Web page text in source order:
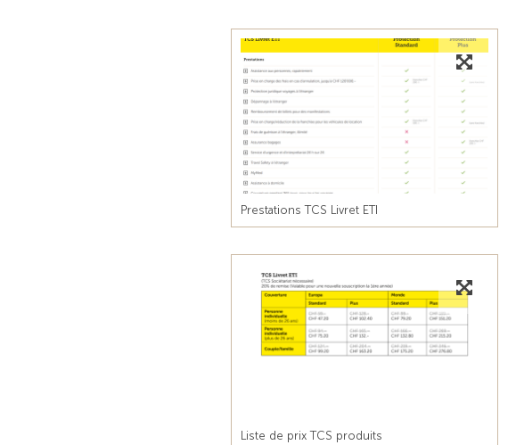
Prestations TCS Livret ETI
Liste de prix TCS produits